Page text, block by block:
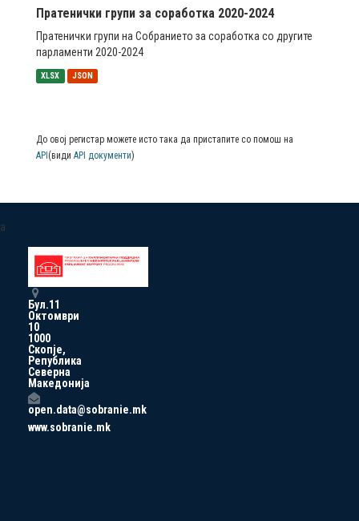
Пратенички групи за соработка 2020-2024
Пратенички групи на Собранието за соработка со другите
парламенти 2020-2024
XLSX JSON
До овој регистар можете исто така да пристапите со помош на
API (види API документи)
a
Бул.11
Октомври
10
1000
Скопје,
Република
Северна
Македонија
open.data@sobranie.mk
www.sobranie.mk